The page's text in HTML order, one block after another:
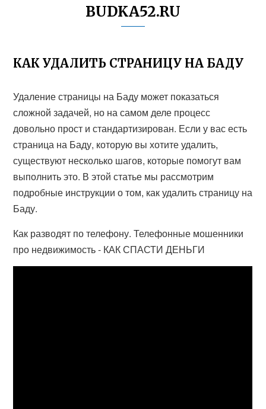
BUDKA52.RU
КАК УДАЛИТЬ СТРАНИЦУ НА БАДУ
Удаление страницы на Баду может показаться
сложной задачей, но на самом деле процесс
довольно прост и стандартизирован. Если у вас есть
страница на Баду, которую вы хотите удалить,
существуют несколько шагов, которые помогут вам
выполнить это. В этой статье мы рассмотрим
подробные инструкции о том, как удалить страницу на
Баду.
Как разводят по телефону. Телефонные мошенники
про недвижимость - КАК СПАСТИ ДЕНЬГИ